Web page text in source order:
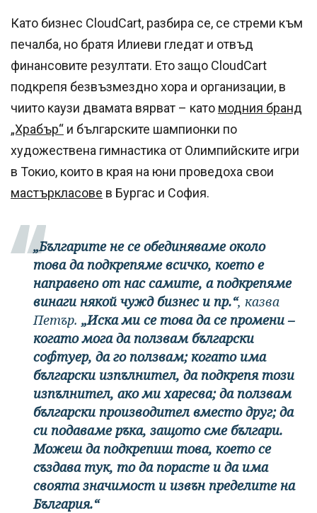
Като бизнес CloudCart, разбира се, се стреми към
печалба, но братя Илиеви гледат и отвъд
финансовите резултати. Ето защо CloudCart
подкрепя безвъзмездно хора и организации, в
чиито каузи двамата вярват – като модния бранд
„Храбър“ и българските шампионки по
художествена гимнастика от Олимпийските игри
в Токио, които в края на юни проведоха свои
мастъркласове в Бургас и София.
„Българите не се обединяваме около
това да подкрепяме всичко, което е
направено от нас самите, а подкрепяме
винаги някой чужд бизнес и пр.“, казва
Петър. „Иска ми се това да се промени –
когато мога да ползвам български
софтуер, да го ползвам; когато има
български изпълнител, да подкрепя този
изпълнител, ако ми харесва; да ползвам
български производител вместо друг; да
си подаваме ръка, защото сме българи.
Можеш да подкрепиш това, което се
създава тук, то да порасте и да има
своята значимост и извън пределите на
България.“